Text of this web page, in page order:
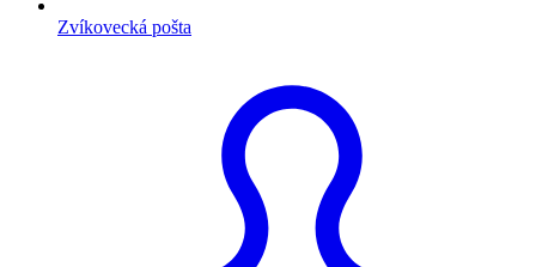
Zvíkovecká pošta